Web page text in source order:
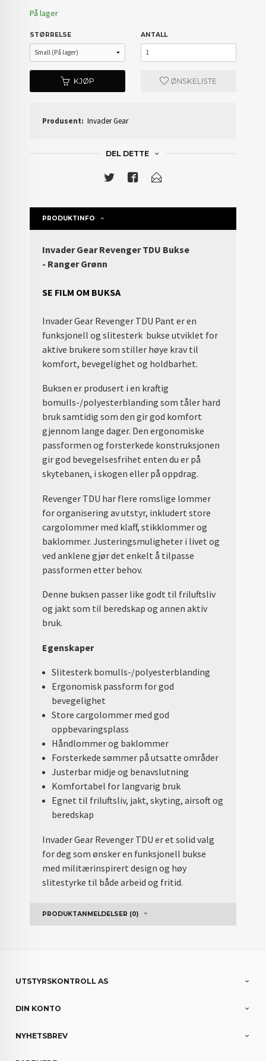
På lager
STØRRELSE ANTALL
KJØP ØNSKELISTE
Produsent: Invader Gear
DEL DETTE
PRODUKTINFO
Invader Gear Revenger TDU Bukse
- Ranger Grønn
SE FILM OM BUKSA
Invader Gear Revenger TDU Pant er en
funksjonell og slitesterk bukse utviklet for
aktive brukere som stiller høye krav til
komfort, bevegelighet og holdbarhet.
Buksen er produsert i en kraftig
bomulls-/polyesterblanding som tåler hard
bruk samtidig som den gir god komfort
gjennom lange dager. Den ergonomiske
passformen og forsterkede konstruksjonen
gir god bevegelsesfrihet enten du er på
skytebanen, i skogen eller på oppdrag.
Revenger TDU har flere romslige lommer
for organisering av utstyr, inkludert store
cargolommer med klaff, stikklommer og
baklommer. Justeringsmuligheter i livet og
ved anklene gjør det enkelt å tilpasse
passformen etter behov.
Denne buksen passer like godt til friluftsliv
og jakt som til beredskap og annen aktiv
bruk.
Egenskaper
Slitesterk bomulls-/polyesterblanding
Ergonomisk passform for god
bevegelighet
Store cargolommer med god
oppbevaringsplass
Håndlommer og baklommer
Forsterkede sømmer på utsatte områder
Justerbar midje og benavslutning
Komfortabel for langvarig bruk
Egnet til friluftsliv, jakt, skyting, airsoft og
beredskap
Invader Gear Revenger TDU er et solid valg
for deg som ønsker en funksjonell bukse
med militærinspirert design og høy
slitestyrke til både arbeid og fritid.
PRODUKTANMELDELSER (0)
UTSTYRSKONTROLL AS
DIN KONTO
NYHETSBREV